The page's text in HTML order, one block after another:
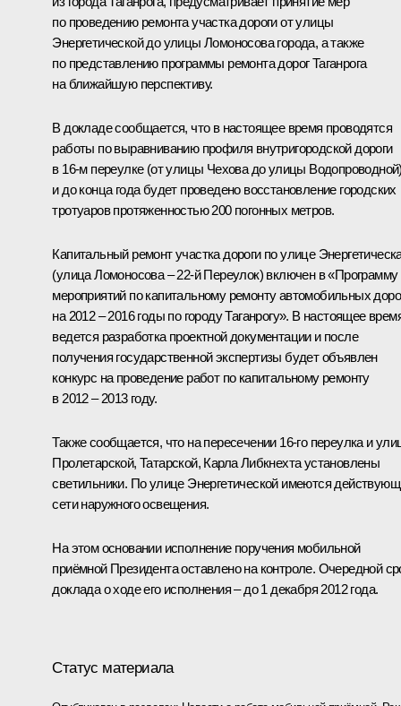
по проведению ремонта участка дороги от улицы
Энергетической до улицы Ломоносова города, а также
по представлению программы ремонта дорог Таганрога
на ближайшую перспективу.
В докладе сообщается, что в настоящее время проводятся
работы по выравниванию профиля внутригородской дороги
в 16-м переулке (от улицы Чехова до улицы
и до конца года будет проведено восстановление городских
тротуаров протяженностью 200 погонных метров.
Капитальный ремонт участка дороги по улице
(улица Ломоносова – 22-й Переулок) включен в «Программу
мероприятий по капитальному ремонту автомобильных
на 2012 – 2016 годы по городу Таганрогу». В настоящее
ведется разработка проектной документации и после
получения государственной экспертизы будет объявлен
конкурс на проведение работ по капитальному ремонту
в 2012 – 2013 году.
Также сообщается, что на пересечении 16-го переулка и
Пролетарской, Татарской, Карла Либкнехта установлены
светильники. По улице Энергетической имеются
сети наружного освещения.
На этом основании исполнение поручения мобильной
приёмной Президента оставлено на контроле. Очередной
доклада о ходе его исполнения – до 1 декабря 2012 года.
Статус материала